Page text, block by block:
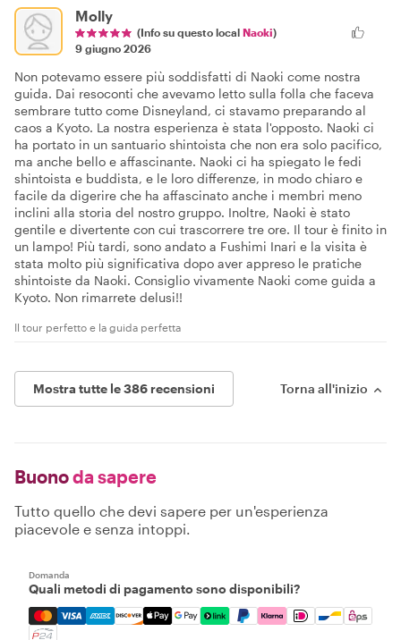
Molly
(Info su questo local Naoki)
9 giugno 2026
Non potevamo essere più soddisfatti di Naoki come nostra
guida. Dai resoconti che avevamo letto sulla folla che faceva
sembrare tutto come Disneyland, ci stavamo preparando al
caos a Kyoto. La nostra esperienza è stata l'opposto. Naoki ci
ha portato in un santuario shintoista che non era solo pacifico,
ma anche bello e affascinante. Naoki ci ha spiegato le fedi
shintoista e buddista, e le loro differenze, in modo chiaro e
facile da digerire che ha affascinato anche i membri meno
inclini alla storia del nostro gruppo. Inoltre, Naoki è stato
gentile e divertente con cui trascorrere tre ore. Il tour è finito in
un lampo! Più tardi, sono andato a Fushimi Inari e la visita è
stata molto più significativa dopo aver appreso le pratiche
shintoiste da Naoki. Consiglio vivamente Naoki come guida a
Kyoto. Non rimarrete delusi!!
Il tour perfetto e la guida perfetta
Mostra tutte le 386 recensioni Torna all'inizio
Buonoda sapere
Tutto quello che devi sapere per un'esperienza
piacevole e senza intoppi.
Domanda
Quali metodi di pagamento sono disponibili?
Mastercard, Visa, Amex, Discover, Apple Pay, Google